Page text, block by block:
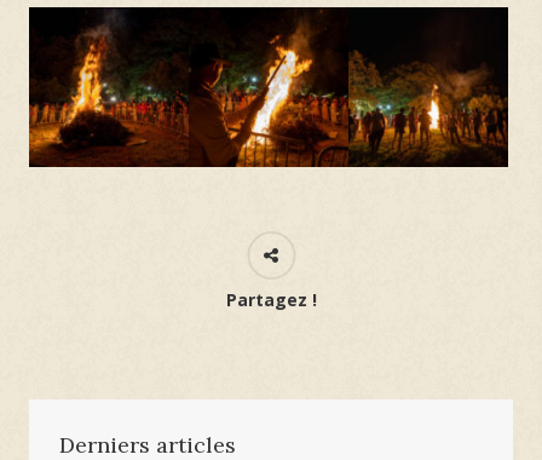
Partagez !
Derniers articles